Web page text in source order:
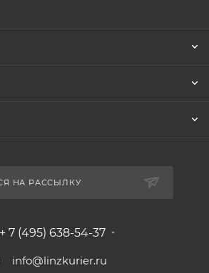
НА РАССЫЛКУ
+ 7 (495) 638-54-37
info@linzkurier.ru